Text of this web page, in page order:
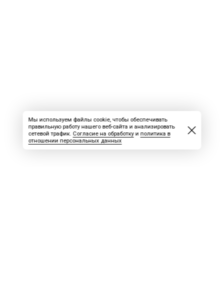
Мы используем файлы cookie, чтобы обеспечивать
правильную работу нашего веб-сайта и анализировать
сетевой трафик. Согласие на обработкуи политика в
отношении персональных данных